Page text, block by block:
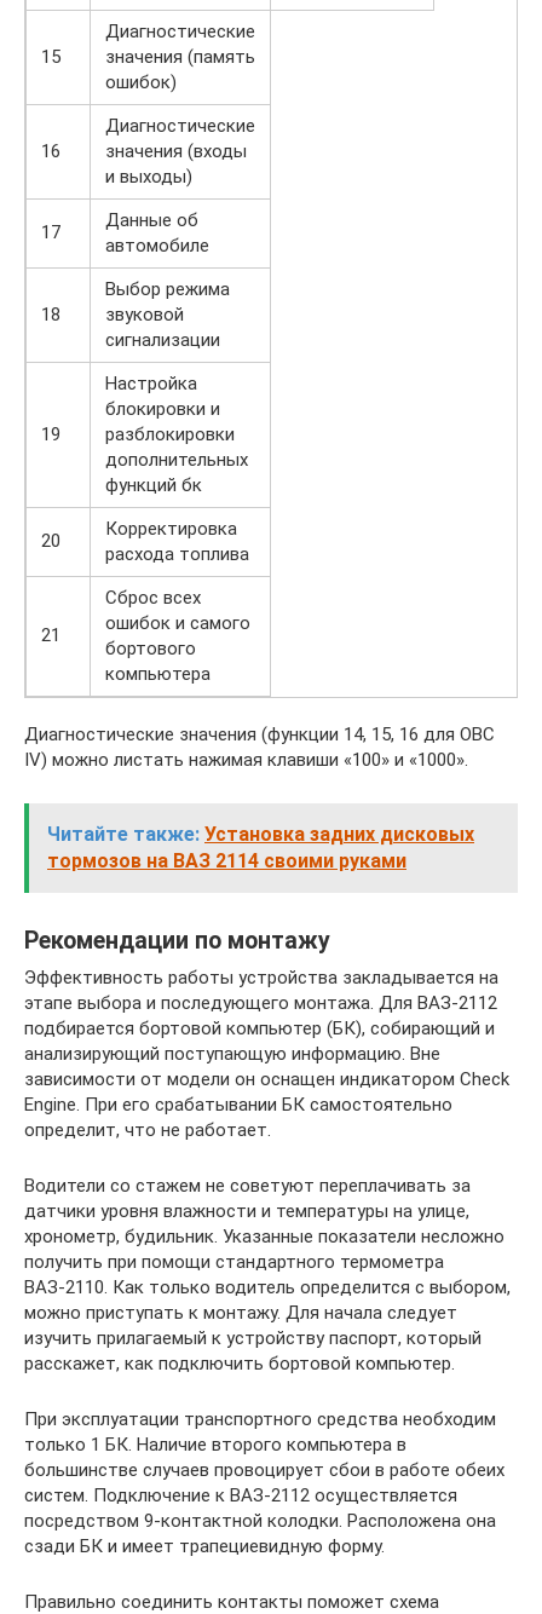
15
Диагностические
значения (память
ошибок)
16
Диагностические
значения (входы
и выходы)
17
Данные об
автомобиле
18
Выбор режима
звуковой
сигнализации
19
Настройка
блокировки и
разблокировки
дополнительных
функций бк
20
Корректировка
расхода топлива
21
Сброс всех
ошибок и самого
бортового
компьютера
Диагностические значения (функции 14, 15, 16 для OBC
IV) можно листать нажимая клавиши «100» и «1000».
Читайте также: Установка задних дисковых
тормозов на ВАЗ 2114 своими руками
Рекомендации по монтажу
Эффективность работы устройства закладывается на
этапе выбора и последующего монтажа. Для ВАЗ-2112
подбирается бортовой компьютер (БК), собирающий и
анализирующий поступающую информацию. Вне
зависимости от модели он оснащен индикатором Check
Engine. При его срабатывании БК самостоятельно
определит, что не работает.
Водители со стажем не советуют переплачивать за
датчики уровня влажности и температуры на улице,
хронометр, будильник. Указанные показатели несложно
получить при помощи стандартного термометра
ВАЗ-2110. Как только водитель определится с выбором,
можно приступать к монтажу. Для начала следует
изучить прилагаемый к устройству паспорт, который
расскажет, как подключить бортовой компьютер.
При эксплуатации транспортного средства необходим
только 1 БК. Наличие второго компьютера в
большинстве случаев провоцирует сбои в работе обеих
систем. Подключение к ВАЗ-2112 осуществляется
посредством 9-контактной колодки. Расположена она
сзади БК и имеет трапециевидную форму.
Правильно соединить контакты поможет схема